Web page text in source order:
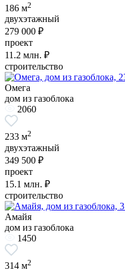
186 м2
двухэтажный
279 000 ₽
проект
11.2 млн. ₽
строительство
Омега
дом из газоблока
2060
233 м2
двухэтажный
349 500 ₽
проект
15.1 млн. ₽
строительство
Амайя
дом из газоблока
1450
314 м2